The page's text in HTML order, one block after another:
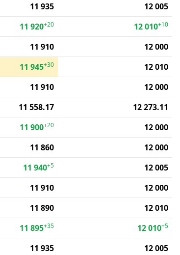
11 935
12 005
11 920+20 12 010+10
11 910
12 000
11 945+30
12 010
11 910
12 000
11 558.17
12 273.11
11 900+20
12 000
11 860
12 000
11 940+5
12 005
11 910
12 000
11 890
12 010
11 895+35 12 010+5
11 935
12 005